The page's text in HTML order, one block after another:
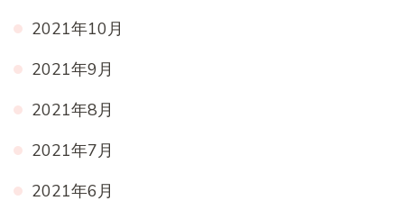
2021年10月
2021年9月
2021年8月
2021年7月
2021年6月